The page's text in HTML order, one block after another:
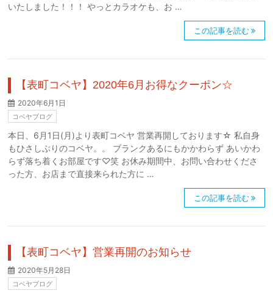
いたしました！！！ やっとカラオケも、お …
この記事を読む
【表町コベヤ】2020年6月お得なクーポン☆
2020年6月1日
コベヤブログ
本日、6月1日(月)より表町コベヤ 営業再開しております☆ 私自身
もひさしぶりのコベヤ。。 ブランクあるにもかかわらず あいかわ
らず落ち着くお部屋です♡笑 お休み期間中、お問い合わせくださ
った方、お店まで直接来られた方に …
この記事を読む
【表町コベヤ】営業再開のお知らせ
2020年5月28日
コベヤブログ